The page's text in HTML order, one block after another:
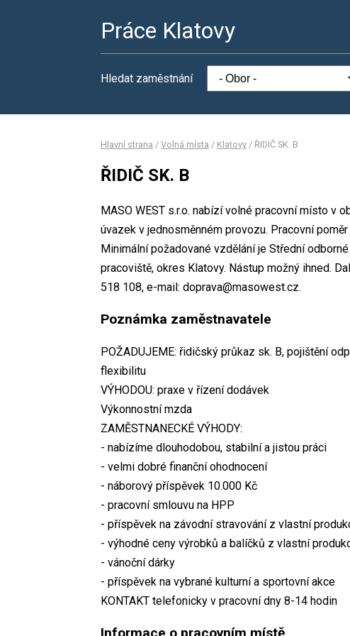
Práce Klatovy
Hledat zaměstnání
Hlavní strana / Volná místa / Klatovy / ŘIDIČ SK. B
ŘIDIČ SK. B
MASO WEST s.r.o. nabízí volné pracovní místo v
úvazek v jednosměnném provozu. Pracovní
Minimální požadované vzdělání je Střední
pracoviště, okres Klatovy. Nástup možný ihned.
518 108, e-mail: doprava@masowest.cz.
Poznámka zaměstnavatele
POŽADUJEME: řidičský průkaz sk. B, pojištění
flexibilitu
VÝHODOU: praxe v řízení dodávek
Výkonnostní mzda
ZAMĚSTNANECKÉ VÝHODY:
- nabízíme dlouhodobou, stabilní a jistou práci
- velmi dobré finanční ohodnocení
- náborový příspěvek 10.000 Kč
- pracovní smlouvu na HPP
- příspěvek na závodní stravování z vlastní
- výhodné ceny výrobků a balíčků z vlastní
- vánoční dárky
- příspěvek na vybrané kulturní a sportovní akce
KONTAKT telefonicky v pracovní dny 8-14 hodin
Informace o pracovním místě